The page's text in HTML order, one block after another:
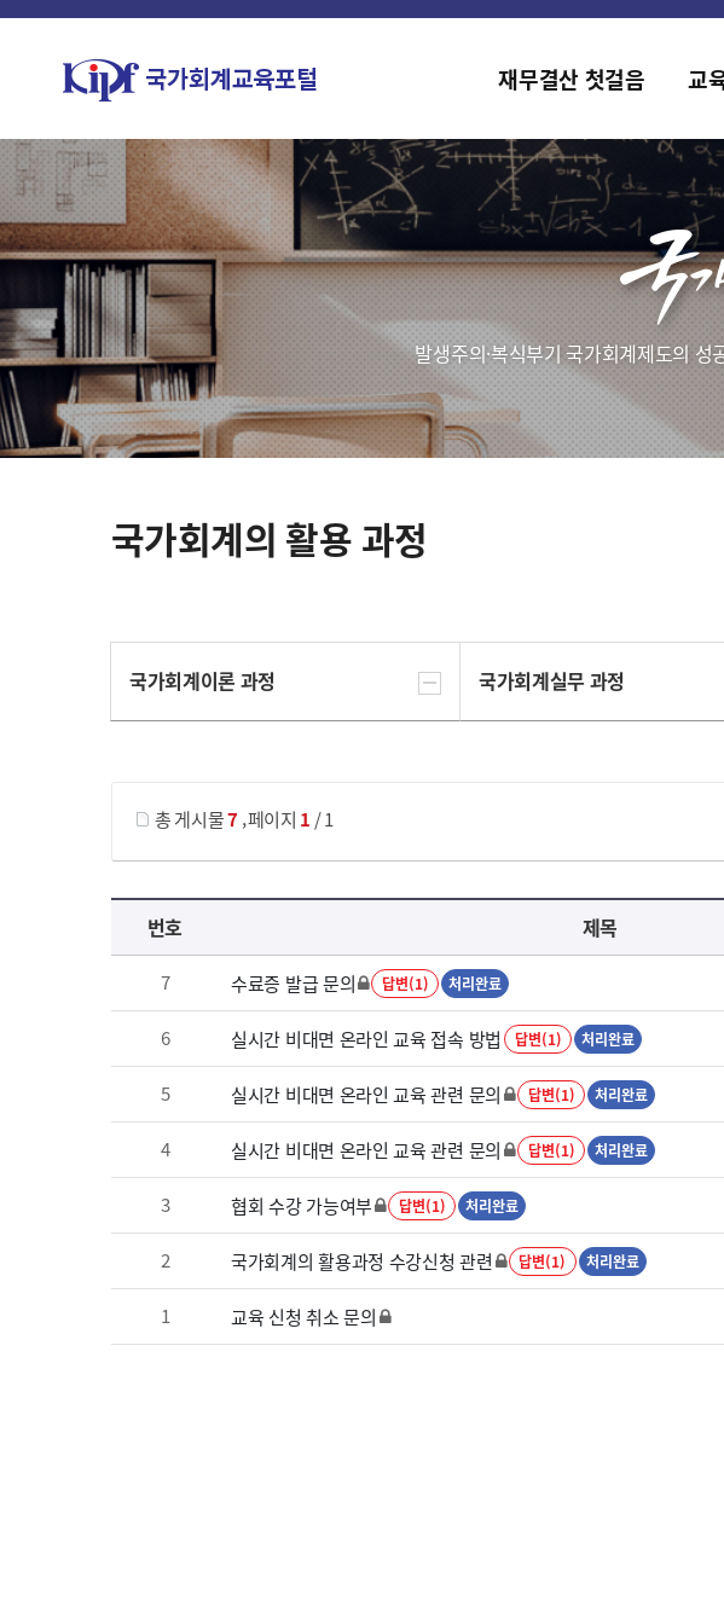
홈페이지가 새
재무결산 첫걸음 교
발생주의·복식부기 국가회계제도의
국가회계의 활용 과정
국가회계이론 과정 국가회계실무 과정
총 게시물7,페이지 1 / 1
국가회계의 활용 과정 목록 으로 번호, 제목, 작성자, 조회수, 등록 일로 나열 되고 있습니다.
번호 제목
7 수료증 발급 문의 답변(1) 처리완료
6 실시간 비대면 온라인 교육 접속 방법 답변(1) 처리완료
5 실시간 비대면 온라인 교육 관련 문의 답변(1) 처리완료
4 실시간 비대면 온라인 교육 관련 문의 답변(1) 처리완료
3 협회 수강 가능여부 답변(1) 처리완료
2 국가회계의 활용과정 수강신청 관련 답변(1) 처리완료
1 교육 신청 취소 문의